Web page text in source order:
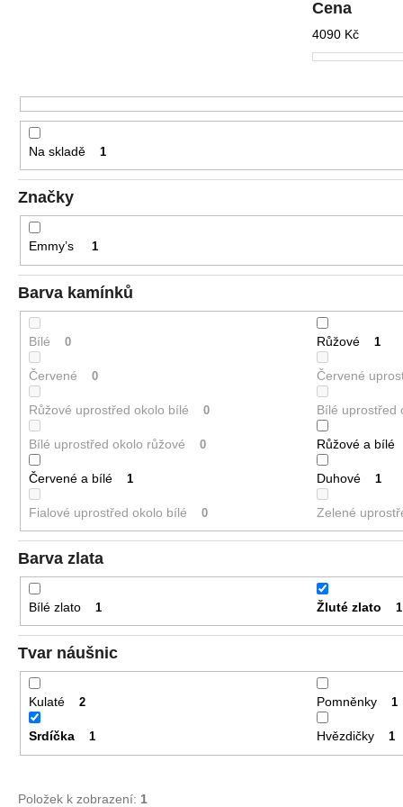
k
t
ů
Cena
4090 Kč
Na skladě 1
Značky
Emmy’s 1
Barva kamínků
Bílé 0 Růžové 1
Červené 0 Červené
Růžové uprostřed okolo bílé 0 Bílé uprostřed
Bílé uprostřed okolo růžové 0 Růžové a bílé
Červené a bílé 1 Duhové 1
Fialové uprostřed okolo bílé 0 Zelené
Barva zlata
Bílé zlato 1 Žluté zlato 1
Tvar náušnic
Kulaté 2 Pomněnky 1
Srdíčka 1 Hvězdičky 1
Položek k zobrazení: 1